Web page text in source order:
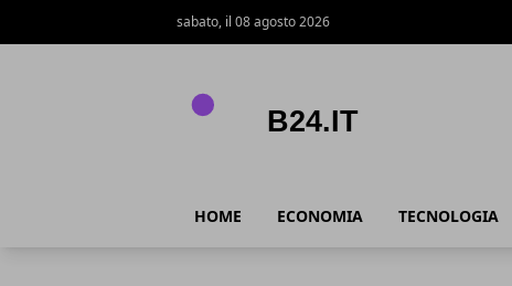
sabato, il 08 agosto 2026
HOME ECONOMIA TECNOLOGIA